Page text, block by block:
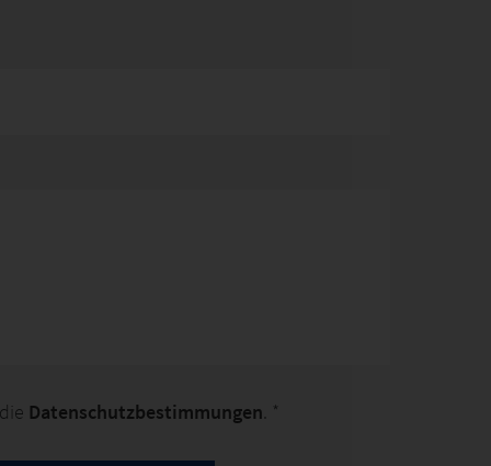
Datenschutzbestimmungen . *